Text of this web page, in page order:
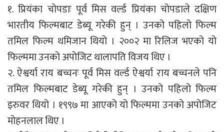
१. प्रियंका चोपडाः पूर्व मिस वर्ल्ड प्रियंका चोपडाले दक्षिण
भारतीय फिल्मबाट डेब्यू गरेकी हुन् । उनको पहिलो फिल्म
तमिल फिल्म थमिजान थियो । २००२ मा रिलिज भएको यो
फिल्ममा उनको अपोजिट थालापति विजय थिए ।
२. ऐश्वर्या राय बच्चनः पूर्व मिस वर्ल्ड ऐश्वर्या राय बच्चनले पनि
तमिल फिल्मबाट डेब्यू गरेकी हुन् । उनको पहिलो फिल्म
इरुवर थियो । १९९७ मा आएको यो फिल्ममा उनको अपोजिट
मोहनलाल थिए ।